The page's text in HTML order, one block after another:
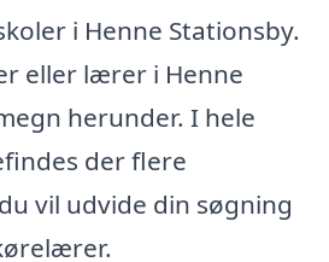
i Henne Stationsby.
eller lærer i Henne
herunder. I hele
der flere
vil udvide din søgning